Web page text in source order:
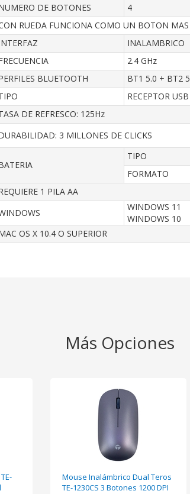
DE BOTONES
4
RUEDA FUNCIONA COMO UN BOTON MAS
INALAMBRICO
2.4 GHz
BLUETOOTH
BT1 5.0 + BT2
RECEPTOR
DE REFRESCO: 125Hz
3 MILLONES DE CLICKS
TIPO
FORMATO
1 PILA AA
WINDOWS 11
WINDOWS 10
OS X 10.4 O SUPERIOR
Más Opciones
Mouse Inalámbrico Dual Teros
TE-1230CS 3 Botones 1200 DPI